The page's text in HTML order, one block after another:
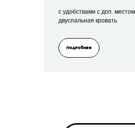
с удобствами с доп. местом
двуспальная кровать
Подробнее